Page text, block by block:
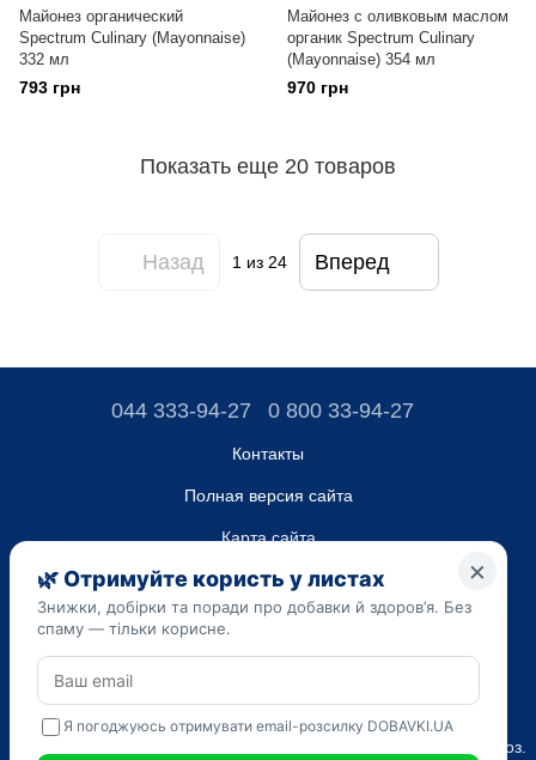
Майонез органический
Spectrum Culinary (Mayonnaise)
332 мл
793 грн
Майонез с оливковым маслом
органик Spectrum Culinary
(Mayonnaise) 354 мл
970 грн
Показать еще 20 товаров
Назад 1 из 24 Вперед
044 333-94-27 0 800 33-94-27
Контакты
Полная версия сайта
Карта сайта
ТОВ “ДО ЮА”,
Код ЄДРПОУ 45223262
Дата регистрации 14.09.2023
Приведенная на сайте dobavki.ua информация носит
исключительно ознакомительный характер. Не используйте
нашу информацию для диагностики и лечения. Только ваш
Лечащий врач может назначать препараты и составлять диагноз.